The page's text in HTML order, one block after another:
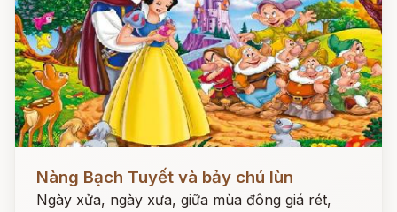
Nàng Bạch Tuyết và bảy chú lùn
Ngày xửa, ngày xưa, giữa mùa đông giá rét,